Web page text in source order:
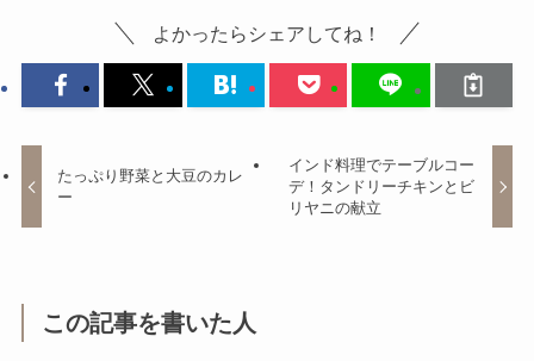
よかったらシェアしてね！
たっぷり野菜と大豆のカレ
ー
インド料理でテーブルコー
デ！タンドリーチキンとビ
リヤニの献立
この記事を書いた人